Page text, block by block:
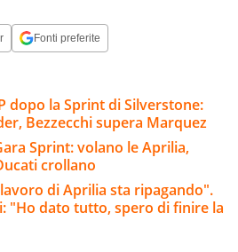
Fonti preferite
dopo la Sprint di Silverstone:
Bezzecchi supera Marquez
Sprint: volano le Aprilia,
crollano
di Aprilia sta ripagando".
"Ho dato tutto, spero di finire la